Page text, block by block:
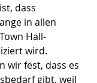
dass
in allen
Hall-
wird.
wir fest, dass es
gibt, weil